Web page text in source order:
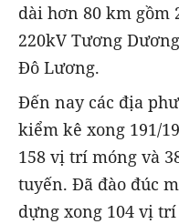
dài hơn 80 km gồm
220kV Tương
Đô Lương.
Đến nay các địa
kiểm kê xong 191/
158 vị trí móng và
tuyến. Đã đào đúc
dựng xong 104 vị